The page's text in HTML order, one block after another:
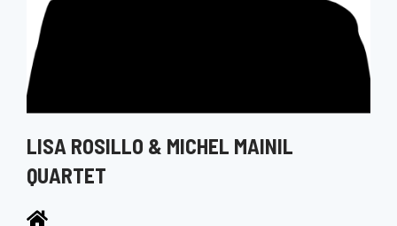
LISA ROSILLO & MICHEL MAINIL
QUARTET